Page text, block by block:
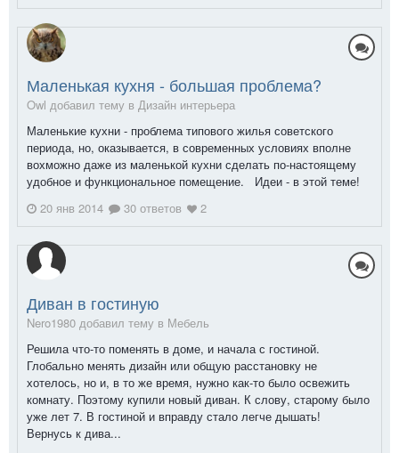
Маленькая кухня - большая проблема?
Owl добавил тему в Дизайн интерьера
Маленькие кухни - проблема типового жилья советского
периода, но, оказывается, в современных условиях вполне
вохможно даже из маленькой кухни сделать по-настоящему
удобное и функциональное помещение. Идеи - в этой теме!
20 янв 2014
30 ответов 2
Диван в гостиную
Nero1980 добавил тему в Мебель
Решила что-то поменять в доме, и начала с гостиной.
Глобально менять дизайн или общую расстановку не
хотелось, но и, в то же время, нужно как-то было освежить
комнату. Поэтому купили новый диван. К слову, старому было
уже лет 7. В гостиной и вправду стало легче дышать!
Вернусь к дива...